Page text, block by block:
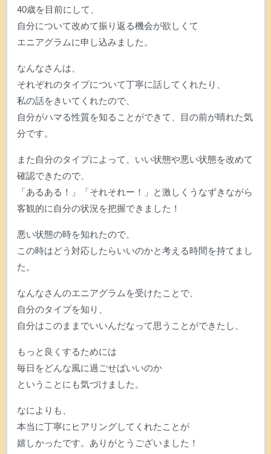
40歳を目前にして、
自分について改めて振り返る機会が欲しくて
エニアグラムに申し込みました。
なんなさんは、
それぞれのタイプについて丁寧に話してくれたり、
私の話をきいてくれたので、
自分がハマる性質を知ることができて、目の前が晴れた気
分です。
また自分のタイプによって、いい状態や悪い状態を改めて
確認できたので、
「あるある！」「それそれー！」と激しくうなずきながら
客観的に自分の状況を把握できました！
悪い状態の時を知れたので、
この時はどう対応したらいいのかと考える時間を持てまし
た。
なんなさんのエニアグラムを受けたことで、
自分のタイプを知り、
自分はこのままでいいんだなって思うことができたし、
もっと良くするためには
毎日をどんな風に過ごせばいいのか
ということにも気づけました。
なによりも、
本当に丁寧にヒアリングしてくれたことが
嬉しかったです。ありがとうございました！